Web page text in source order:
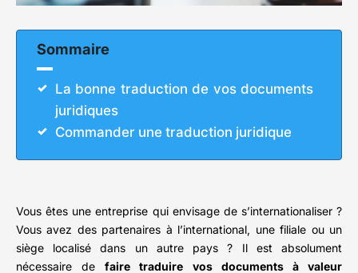
Sommaire
La bonne traduction de vos documents
juridiques
Commander une traduction juridique
Vous êtes une entreprise qui envisage de s’internationaliser ?
Vous avez des partenaires à l’international, une filiale ou un
siège localisé dans un autre pays ? Il est absolument
nécessaire defaire traduire vos documents à valeur